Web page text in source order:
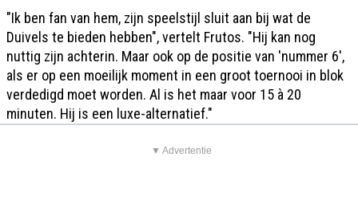
"Ik ben fan van hem, zijn speelstijl sluit aan bij wat de
Duivels te bieden hebben", vertelt Frutos. "Hij kan nog
nuttig zijn achterin. Maar ook op de positie van 'nummer 6',
als er op een moeilijk moment in een groot toernooi in blok
verdedigd moet worden. Al is het maar voor 15 à 20
minuten. Hij is een luxe-alternatief."
▼ Advertentie